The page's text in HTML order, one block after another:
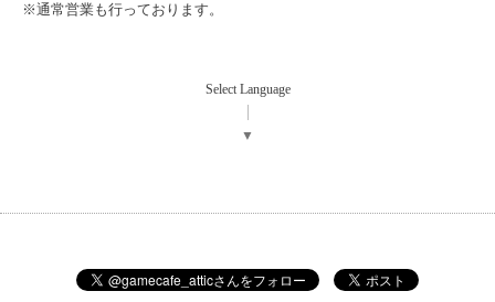
※通常営業も行っております。
Select Language
▼